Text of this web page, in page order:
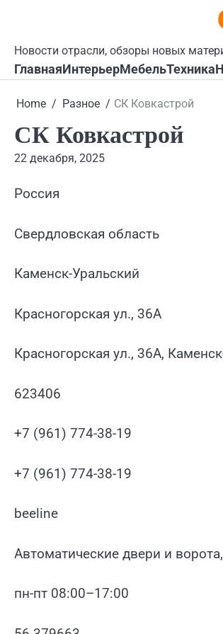
Новости отрасли, обзоры новых
ГлавнаяИнтерьерМебельТехника
Home Разное СК Ковкастрой
СК Ковкастрой
22 декабря, 2025
Россия
Свердловская область
Каменск-Уральский
Красногорская ул., 36А
Красногорская ул., 36А,
623406
+7 (961) 774-38-19
+7 (961) 774-38-19
beeline
Автоматические двери и
пн-пт 08:00–17:00